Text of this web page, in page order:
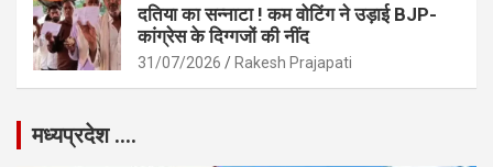
दतिया का सन्नाटा ! कम वोटिंग ने उड़ाई BJP-
कांग्रेस के दिग्गजों की नींद
31/07/2026 Rakesh Prajapati
मध्यप्रदेश ….